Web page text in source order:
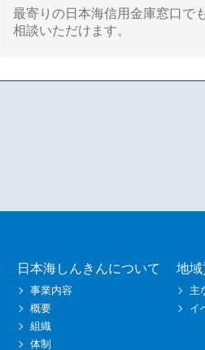
最寄りの日本海信用金庫窓口で
相談いただけます。
日本海しんきんについて
事業内容
概要
組織
体制
地
主
イ